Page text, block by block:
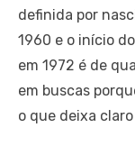
definida por
1960 e o início
em 1972 é de
em buscas
o que deixa